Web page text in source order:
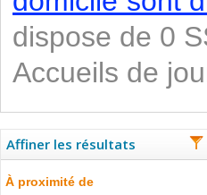
dispose de 0
Accueils de
Affiner les résultats
À proximité de